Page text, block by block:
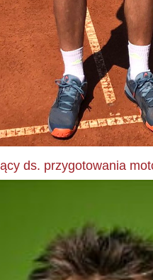
ds. przygotowania